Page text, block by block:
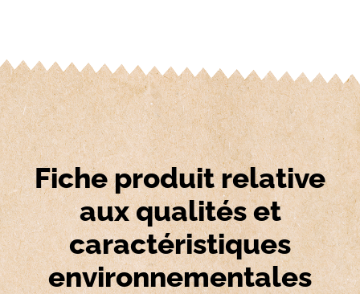
Fiche produit relative
aux qualités et
caractéristiques
environnementales